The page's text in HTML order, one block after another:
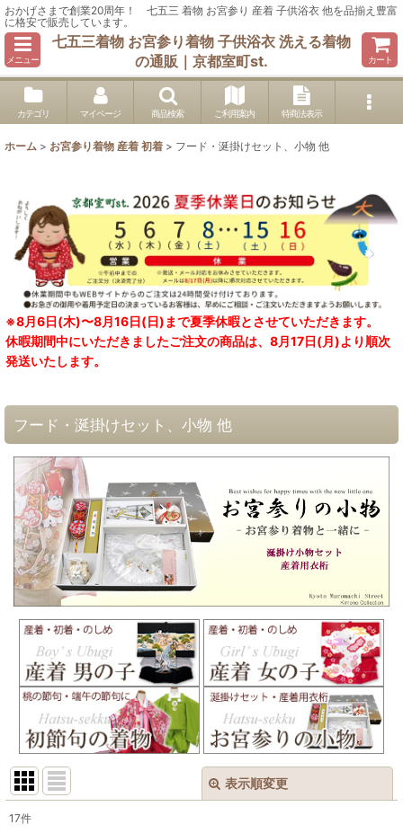
おかげさまで創業20周年！ 七五三 着物 お宮参り 産着 子供浴衣 他を品揃え豊富
に格安で販売しています。
メニュー
七五三着物 お宮参り着物 子供浴衣 洗える着物
の通販｜京都室町st.
カート
カテゴリ マイページ 商品検索 ご利用案内 特商法表示
ホーム > お宮参り着物 産着 初着 > フード・涎掛けセット、小物 他
※8月6日(木)〜8月16日(日)まで夏季休暇とさせていただきます。
休暇期間中にいただきましたご注文の商品は、8月17日(月)より順次
発送いたします。
フード・涎掛けセット、小物 他
表示順変更
17件